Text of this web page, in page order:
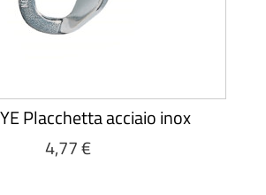
Placchetta acciaio inox
4,77 €